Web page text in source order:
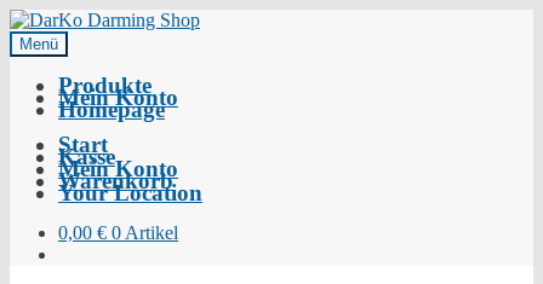
Menü
Produkte
Mein Konto
Homepage
Start
Kasse
Mein Konto
Warenkorb
Your Location
0,00 € 0 Artikel